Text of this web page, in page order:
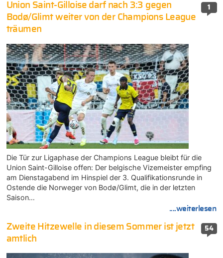
1
Union Saint-Gilloise darf nach 3:3 gegen
Bodø/Glimt weiter von der Champions League
träumen
Die Tür zur Ligaphase der Champions League bleibt für die
Union Saint-Gilloise offen: Der belgische Vizemeister empfing
am Dienstagabend im Hinspiel der 3. Qualifikationsrunde in
Ostende die Norweger von Bodø/Glimt, die in der letzten
Saison…
....weiterlesen
54
Zweite Hitzewelle in diesem Sommer ist jetzt
amtlich